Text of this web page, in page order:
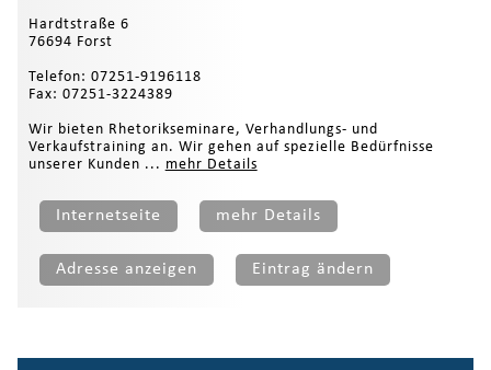
Hardtstraße 6
76694 Forst
Telefon: 07251-9196118
Fax: 07251-3224389
Wir bieten Rhetorikseminare, Verhandlungs- und
Verkaufstraining an. Wir gehen auf spezielle Bedürfnisse
unserer Kunden ... mehr Details
Internetseite mehr Details
Adresse anzeigen Eintrag ändern